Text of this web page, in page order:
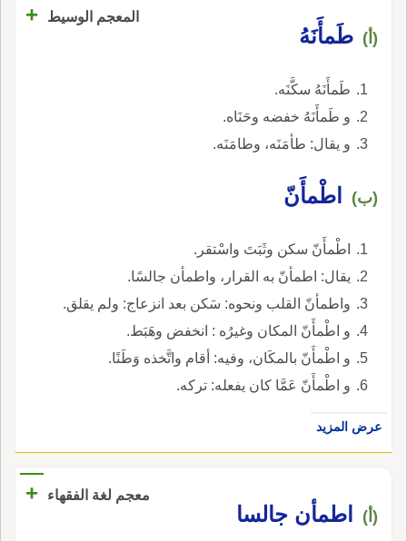
المعجم الوسيط +
(أ) طَمأَنَهُ
طَمأَنَهُ سكَّنَه.
و طَمأَنَهُ خفضه وحَنَاه.
و يقال: طأمَنَه، وطامَنَه.
(ب) اطْمأَنّ
اطْمأَنّ سكن وثَبَتَ واسْتقر.
يقال: اطمأنّ به القرار، واطمأن جالسًا.
واطمأنّ القلب ونحوه: سَكن بعد انزعاج: ولم يقلق.
و اطْمأَنّ المكان وغيرُه : انخفض وهَبَط.
و اطْمأَنّ بالمكَان، وفيه: أقام واتَّخذه وَطَنًا.
و اطْمأَنّ عَمَّا كان يفعله: تركه.
عرض المزيد
معجم لغة الفقهاء +
(أ) ‏اطمأن جالسا‏